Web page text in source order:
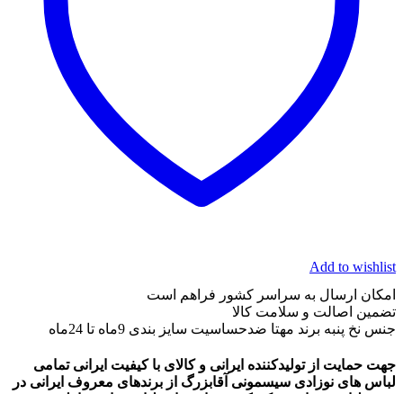
Add to wishlist
امکان ارسال به سراسر کشور فراهم است
تضمین اصالت و سلامت کالا
جنس نخ پنبه برند مهتا ضدحساسیت سایز بندی 9ماه تا 24ماه
جهت حمایت از تولیدکننده ایرانی و کالای با کیفیت ایرانی تمامی
لباس های نوزادی سیسمونی آقابزرگ از برندهای معروف ایرانی در